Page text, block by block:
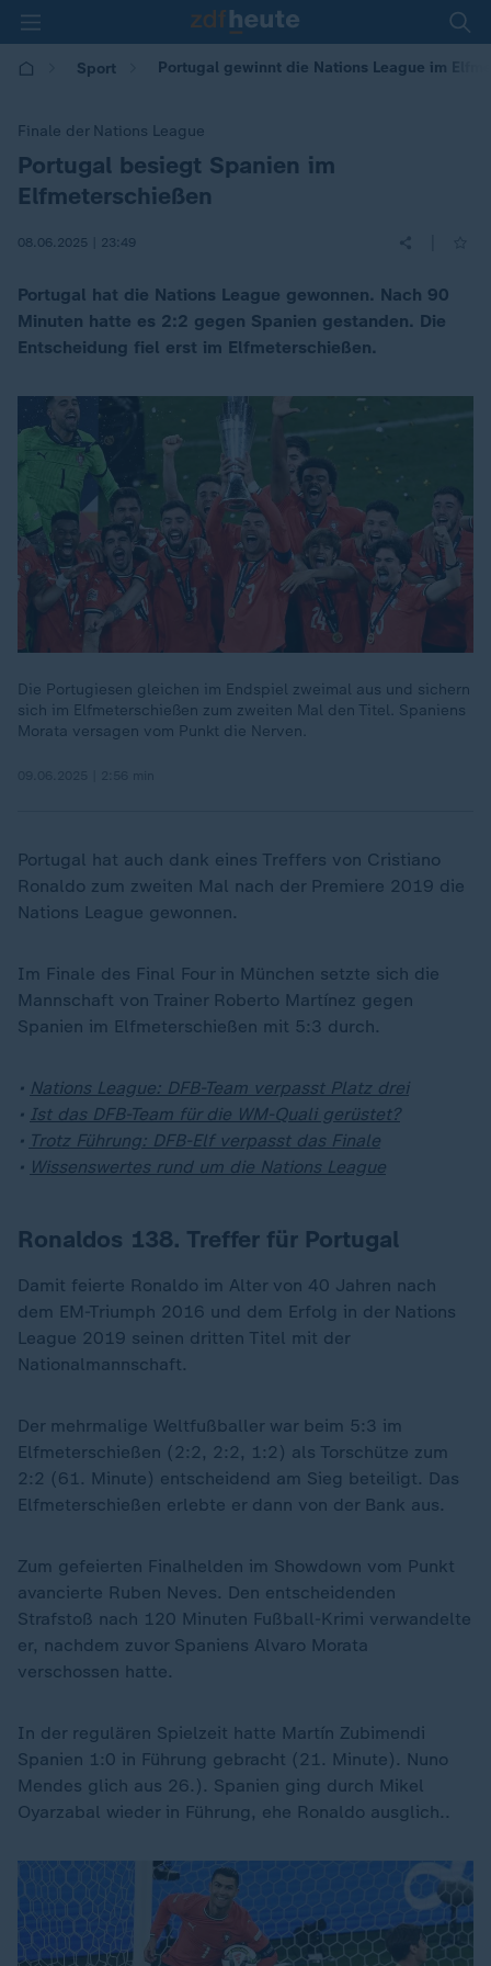
Sport Portugal gewinnt die Nations League im
Finale der Nations League
:Portugal besiegt Spanien im
Elfmeterschießen
08.06.2025 | 23:49
Portugal hat die Nations League gewonnen. Nach 90
Minuten hatte es 2:2 gegen Spanien gestanden. Die
Entscheidung fiel erst im Elfmeterschießen.
Die Portugiesen gleichen im Endspiel zweimal aus und sichern
sich im Elfmeterschießen zum zweiten Mal den Titel. Spaniens
Morata versagen vom Punkt die Nerven.
Portugal hat auch dank eines Treffers von Cristiano
Ronaldo zum zweiten Mal nach der Premiere 2019 die
Nations League gewonnen.
Im Finale des Final Four in München setzte sich die
Mannschaft von Trainer Roberto Martínez gegen
Spanien im Elfmeterschießen mit 5:3 durch.
• Nations League: DFB-Team verpasst Platz drei
• Ist das DFB-Team für die WM-Quali gerüstet?
• Trotz Führung: DFB-Elf verpasst das Finale
• Wissenswertes rund um die Nations League
Ronaldos 138. Treffer für Portugal
Damit feierte Ronaldo im Alter von 40 Jahren nach
dem EM-Triumph 2016 und dem Erfolg in der Nations
League 2019 seinen dritten Titel mit der
Nationalmannschaft.
Der mehrmalige Weltfußballer war beim 5:3 im
Elfmeterschießen (2:2, 2:2, 1:2) als Torschütze zum
2:2 (61. Minute) entscheidend am Sieg beteiligt. Das
Elfmeterschießen erlebte er dann von der Bank aus.
Zum gefeierten Finalhelden im Showdown vom Punkt
avancierte Ruben Neves. Den entscheidenden
Strafstoß nach 120 Minuten Fußball-Krimi verwandelte
er, nachdem zuvor Spaniens Alvaro Morata
verschossen hatte.
In der regulären Spielzeit hatte Martín Zubimendi
Spanien 1:0 in Führung gebracht (21. Minute). Nuno
Mendes glich aus 26.). Spanien ging durch Mikel
Oyarzabal wieder in Führung, ehe Ronaldo ausglich..